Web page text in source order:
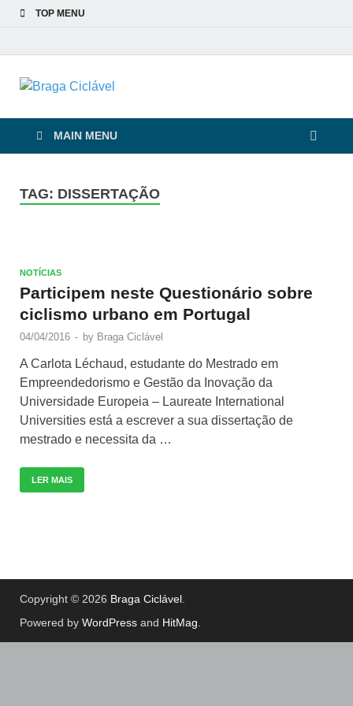
TOP MENU
Braga Ciclável
MAIN MENU
TAG: DISSERTAÇÃO
NOTÍCIAS
Participem neste Questionário sobre
ciclismo urbano em Portugal
04/04/2016 - by Braga Ciclável
A Carlota Léchaud, estudante do Mestrado em
Empreendedorismo e Gestão da Inovação da
Universidade Europeia – Laureate International
Universities está a escrever a sua dissertação de
mestrado e necessita da …
LER MAIS
Copyright © 2026 Braga Ciclável
Powered by WordPress and HitMag